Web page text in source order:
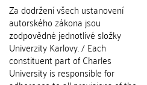
Za dodržení všech ustanovení
autorského zákona jsou
zodpovědné jednotlivé složky
Univerzity Karlovy. / Each
constituent part of Charles
University is responsible for